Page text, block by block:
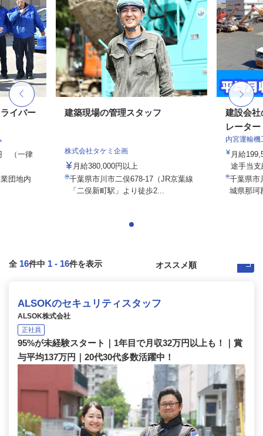
イバー
（一律
団地内
建築現場の管理スタッフ
株式会社タケミ企画
月給380,000円以上
千葉県市川市二俣678-17（JR京葉線
「二俣新町駅」より徒歩2...
建設会社
レーター
内宮運輸機
月給
途手当
千葉県市
城県那珂
全 16件中 1 - 16件を表示
ALSOKのセキュリティスタッフ
ALSOK株式会社
正社員
95%が未経験スタート｜1年目で月収32万円以上も！｜賞
与平均137万円｜20代30代多数活躍中！